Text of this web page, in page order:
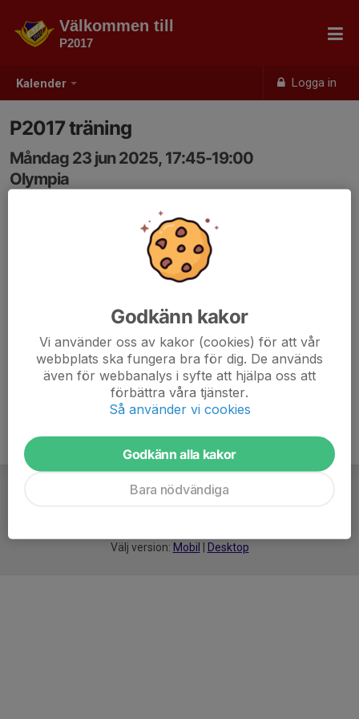
Kalender Logga in
Välkommen till
P2017
P2017 träning
Måndag 23 jun 2025, 17:45-19:00
Olympia
Välj version: Mobil Desktop
Godkänn kakor
Vi använder oss av kakor (cookies) för att vår
webbplats ska fungera bra för dig. De används
även för webbanalys i syfte att hjälpa oss att
förbättra våra tjänster.
Så använder vi cookies
Godkänn alla kakor
Bara nödvändiga